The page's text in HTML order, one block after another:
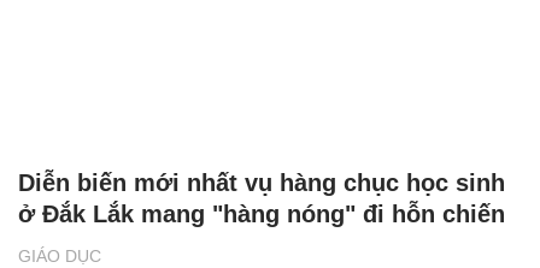
GIÁO DỤC
Diễn biến mới nhất vụ hàng chục học sinh
ở Đắk Lắk mang "hàng nóng" đi hỗn chiến